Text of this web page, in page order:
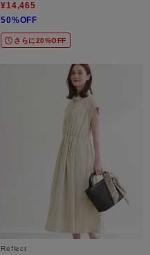
¥14,465
50%OFF
さらに20%OFF
Reflect